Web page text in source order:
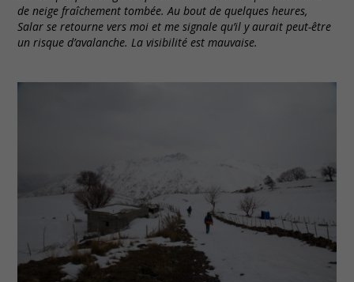
de neige fraîchement tombée. Au bout de quelques heures,
Salar se retourne vers moi et me signale qu’il y aurait peut-être
un risque d’avalanche. La visibilité est mauvaise.